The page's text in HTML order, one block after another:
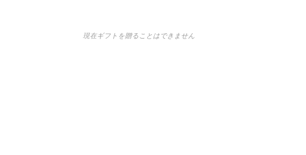
現在ギフトを贈ることはできません